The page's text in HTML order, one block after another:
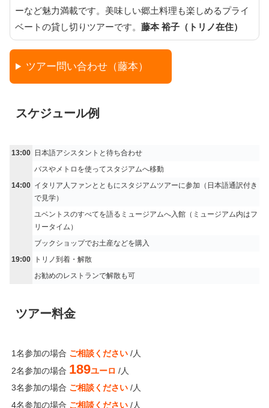
ーなど魅力満載です。美味しい郷土料理も楽しめるプライ
ベートの貸し切りツアーです。 藤本 裕子（トリノ在住）
ツアー問い合わせ（藤本）
スケジュール例
13:00 日本語アシスタントと待ち合わせ
バスやメトロを使ってスタジアムへ移動
14:00 イタリア人ファンとともにスタジアムツアーに参加（日本語通訳付き
で見学）
ユベントスのすべてを語るミュージアムへ入館（ミュージアム内はフ
リータイム）
ブックショップでお土産などを購入
19:00
トリノ到着・解散
お勧めのレストランで解散も可
ツアー料金
1名参加の場合 ご相談ください/人
2名参加の場合 189ユーロ /人
3名参加の場合 ご相談ください/人
4名参加の場合 ご相談ください/人